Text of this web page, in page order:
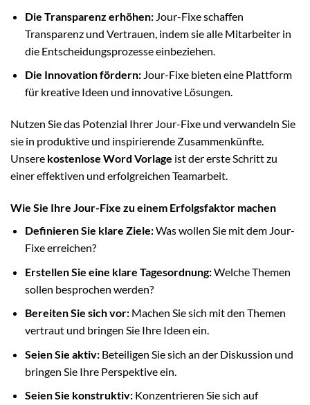
Die Transparenz erhöhen:Jour-Fixe schaffen
Transparenz und Vertrauen, indem sie alle Mitarbeiter in
die Entscheidungsprozesse einbeziehen.
Die Innovation fördern:Jour-Fixe bieten eine Plattform
für kreative Ideen und innovative Lösungen.
Nutzen Sie das Potenzial Ihrer Jour-Fixe und verwandeln Sie
sie in produktive und inspirierende Zusammenkünfte.
Unsere kostenlose Word Vorlage ist der erste Schritt zu
einer effektiven und erfolgreichen Teamarbeit.
Wie Sie Ihre Jour-Fixe zu einem Erfolgsfaktor machen
Definieren Sie klare Ziele:Was wollen Sie mit dem Jour-
Fixe erreichen?
Erstellen Sie eine klare Tagesordnung:Welche Themen
sollen besprochen werden?
Bereiten Sie sich vor:Machen Sie sich mit den Themen
vertraut und bringen Sie Ihre Ideen ein.
Seien Sie aktiv:Beteiligen Sie sich an der Diskussion und
bringen Sie Ihre Perspektive ein.
Seien Sie konstruktiv:Konzentrieren Sie sich auf